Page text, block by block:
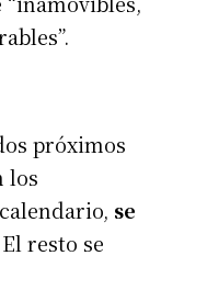
próximos
los
se
El resto se